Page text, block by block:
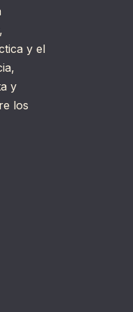
y el
y
los